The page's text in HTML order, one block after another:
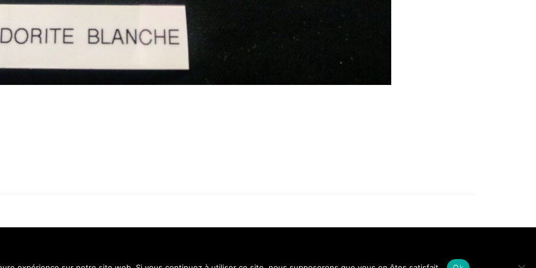
Contact Mentions légales Conditions générales de vente Politique de confidentialité